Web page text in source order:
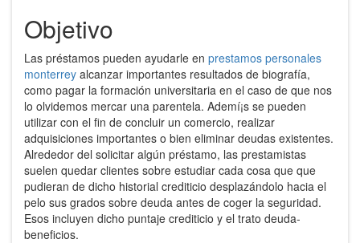
Objetivo
Las préstamos pueden ayudarle en prestamos personales
monterrey alcanzar importantes resultados de biografía,
como pagar la formación universitaria en el caso de que nos
lo olvidemos mercar una parentela. Ademí¡s se pueden
utilizar con el fin de concluir un comercio, realizar
adquisiciones importantes o bien eliminar deudas existentes.
Alrededor del solicitar algún préstamo, las prestamistas
suelen quedar clientes ​​sobre estudiar cada cosa que que
pudieran de dicho historial crediticio desplazándolo hacia el
pelo sus grados sobre deuda antes de coger la seguridad.
Esos incluyen dicho puntaje crediticio y el trato deuda-
beneficios.